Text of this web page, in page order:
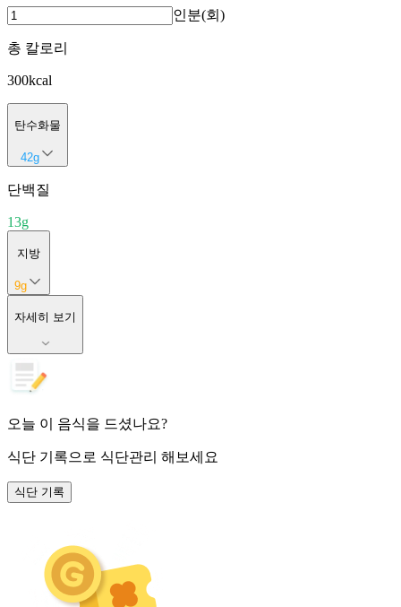
인분(회)
총 칼로리
300kcal
탄수화물
42g
단백질
13g
지방
9g
자세히 보기
오늘 이 음식을 드셨나요?
식단 기록으로 식단관리 해보세요
식단 기록